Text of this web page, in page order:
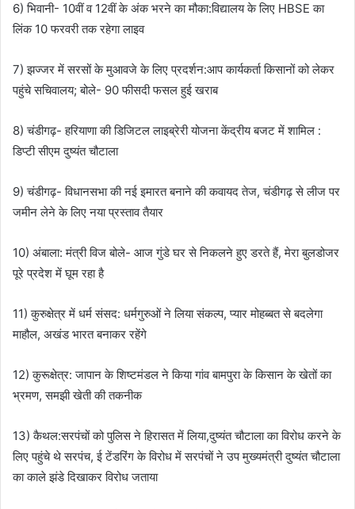
6) भिवानी- 10वीं व 12वीं के अंक भरने का मौका:विद्यालय के लिए HBSE का
लिंक 10 फरवरी तक रहेगा लाइव
7) झज्जर में सरसों के मुआवजे के लिए प्रदर्शन:आप कार्यकर्ता किसानों को लेकर
पहुंचे सचिवालय; बोले- 90 फीसदी फसल हुई खराब
8) चंडीगढ़- हरियाणा की डिजिटल लाइब्रेरी योजना केंद्रीय बजट में शामिल :
डिप्टी सीएम दुष्यंत चौटाला
9) चंडीगढ़- विधानसभा की नई इमारत बनाने की कवायद तेज, चंडीगढ़ से लीज पर
जमीन लेने के लिए नया प्रस्ताव तैयार
10) अंबाला: मंत्री विज बोले- आज गुंडे घर से निकलने हुए डरते हैं, मेरा बुलडोजर
पूरे प्रदेश में घूम रहा है
11) कुरुक्षेत्र में धर्म संसद: धर्मगुरुओं ने लिया संकल्प, प्यार मोहब्बत से बदलेगा
माहौल, अखंड भारत बनाकर रहेंगे
12) कुरूक्षेत्र: जापान के शिष्टमंडल ने किया गांव बामपुरा के किसान के खेतों का
भ्रमण, समझी खेती की तकनीक
13) कैथल:सरपंचों को पुलिस ने हिरासत में लिया,दुष्यंत चौटाला का विरोध करने के
लिए पहुंचे थे सरपंच, ई टेंडरिंग के विरोध में सरपंचों ने उप मुख्यमंत्री दुष्यंत चौटाला
का काले झंडे दिखाकर विरोध जताया